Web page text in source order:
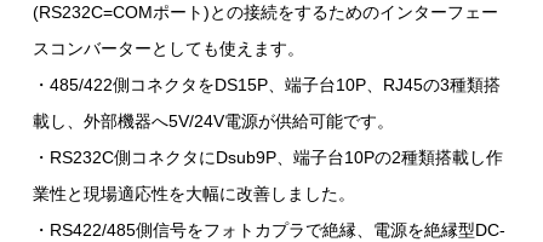
(RS232C=COMポート)との接続をするためのインターフェー
スコンバーターとしても使えます。
・485/422側コネクタをDS15P、端子台10P、RJ45の3種類搭
載し、外部機器へ5V/24V電源が供給可能です。
・RS232C側コネクタにDsub9P、端子台10Pの2種類搭載し作
業性と現場適応性を大幅に改善しました。
・RS422/485側信号をフォトカプラで絶縁、電源を絶縁型DC-